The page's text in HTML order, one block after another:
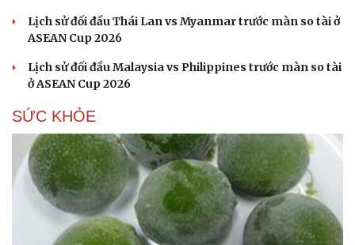
Lịch sử đối đầu Thái Lan vs Myanmar trước màn so tài ở
ASEAN Cup 2026
Lịch sử đối đầu Malaysia vs Philippines trước màn so tài
ở ASEAN Cup 2026
SỨC KHỎE